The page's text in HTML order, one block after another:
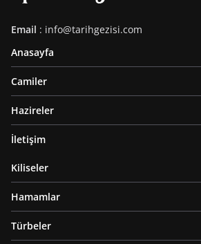
Email : info@tarihgezisi.com
Anasayfa
Camiler
Hazireler
İletişim
Kiliseler
Hamamlar
Türbeler